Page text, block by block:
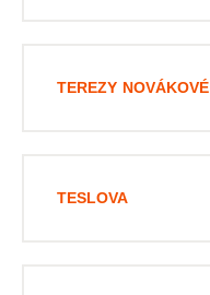
TEREZY NOVÁKOVÉ
TESLOVA